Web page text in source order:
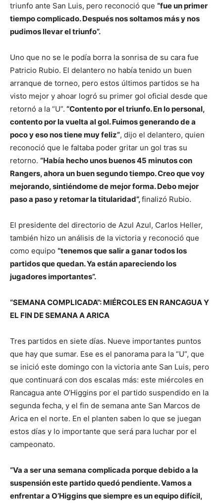
triunfo ante San Luis, pero reconoció que “fue un primer
tiempo complicado. Después nos soltamos más y nos
pudimos llevar el triunfo”.
Uno que no se le podía borra la sonrisa de su cara fue
Patricio Rubio. El delantero no había tenido un buen
arranque de torneo, pero estos últimos partidos se ha
visto mejor y ahoar logró su primer gol oficial desde que
retornó a la “U”. “Contento por el triunfo. En lo personal,
contento por la vuelta al gol. Fuimos generando de a
poco y eso nos tiene muy feliz”, dijo el delantero, quien
reconoció que le faltaba poder gritar un gol tras su
retorno. “Había hecho unos buenos 45 minutos con
Rangers, ahora un buen segundo tiempo. Creo que voy
mejorando, sintiéndome de mejor forma. Debo mejor
paso a paso y retomar la titularidad”,finalizó Rubio.
El presidente del directorio de Azul Azul, Carlos Heller,
también hizo un análisis de la victoria y reconoció que
como equipo “tenemos que salir a ganar todos los
partidos que quedan. Ya están apareciendo los
jugadores importantes”.
“SEMANA COMPLICADA”: MIÉRCOLES EN RANCAGUA Y
EL FIN DE SEMANA A ARICA
Tres partidos en siete días. Nueve importantes puntos
que hay que sumar. Ese es el panorama para la “U”, que
se inició este domingo con la victoria ante San Luis, pero
que continuará con dos escalas más: este miércoles en
Rancagua ante O’Higgins por el partido suspendido en la
segunda fecha, y el fin de semana ante San Marcos de
Arica en el norte. En el planten saben lo que se juegan
estos días y lo importante que será para luchar por el
campeonato.
“Va a ser una semana complicada porque debido a la
suspensión este partido quedó pendiente. Vamos a
enfrentar a O’Higgins que siempre es un equipo difícil,